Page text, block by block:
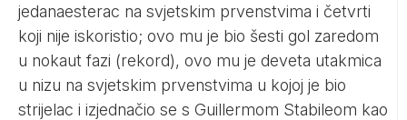
jedanaesterac na svjetskim prvenstvima i četvrti
koji nije iskoristio; ovo mu je bio šesti gol zaredom
u nokaut fazi (rekord), ovo mu je deveta utakmica
u nizu na svjetskim prvenstvima u kojoj je bio
strijelac i izjednačio se s Guillermom Stabileom kao